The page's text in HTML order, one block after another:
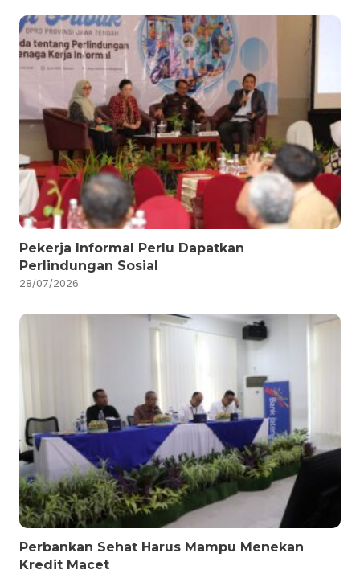
Pekerja Informal Perlu Dapatkan
Perlindungan Sosial
28/07/2026
Perbankan Sehat Harus Mampu Menekan
Kredit Macet